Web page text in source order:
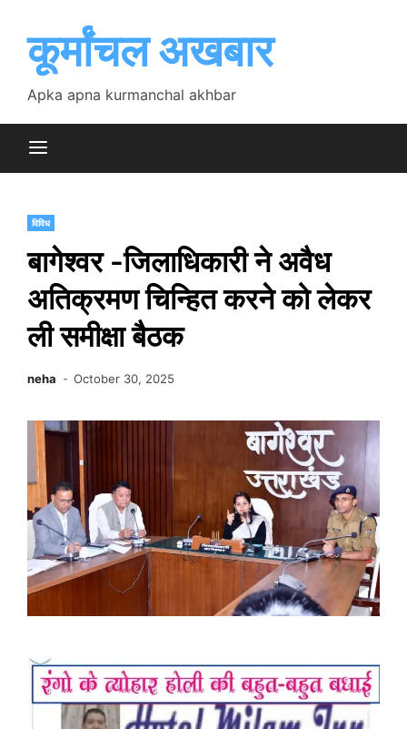
contentकूर्मांचल अखबार
Apka apna kurmanchal akhbar
विविध
बागेश्वर -जिलाधिकारी ने अवैध
अतिक्रमण चिन्हित करने को लेकर
ली समीक्षा बैठक
neha October 30, 2025